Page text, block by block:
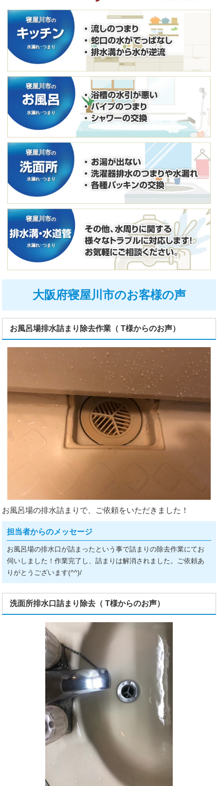
寝屋川市の
水漏れ･つまり
寝屋川市の
水漏れ･つまり
寝屋川市の
水漏れ･つまり
寝屋川市の
水漏れ･つまり
大阪府寝屋川市のお客様の声
お風呂場排水詰まり除去作業（ T様からのお声）
お風呂場の排水詰まりで、ご依頼をいただきました！
担当者からのメッセージ
お風呂場の排水口が詰まったという事で詰まりの除去作業にてお
伺いしました！作業完了し、詰まりは解消されました。ご依頼あ
りがとうございます(^^)/
洗面所排水口詰まり除去（ T様からのお声）